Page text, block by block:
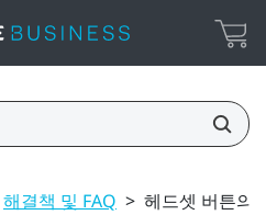
해결책 및 FAQ > 헤드셋 버튼의